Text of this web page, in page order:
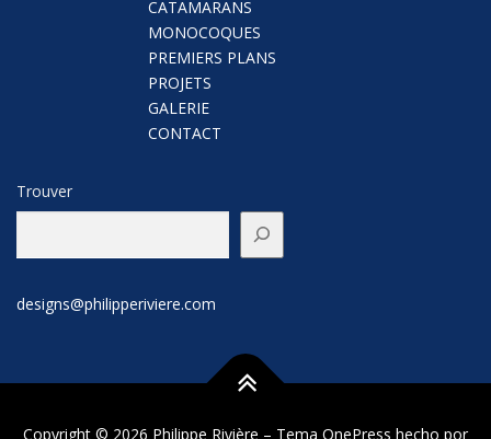
CATAMARANS
MONOCOQUES
PREMIERS PLANS
PROJETS
GALERIE
CONTACT
Trouver
designs@philipperiviere.com
Copyright © 2026 Philippe Rivière – Tema OnePress hecho por